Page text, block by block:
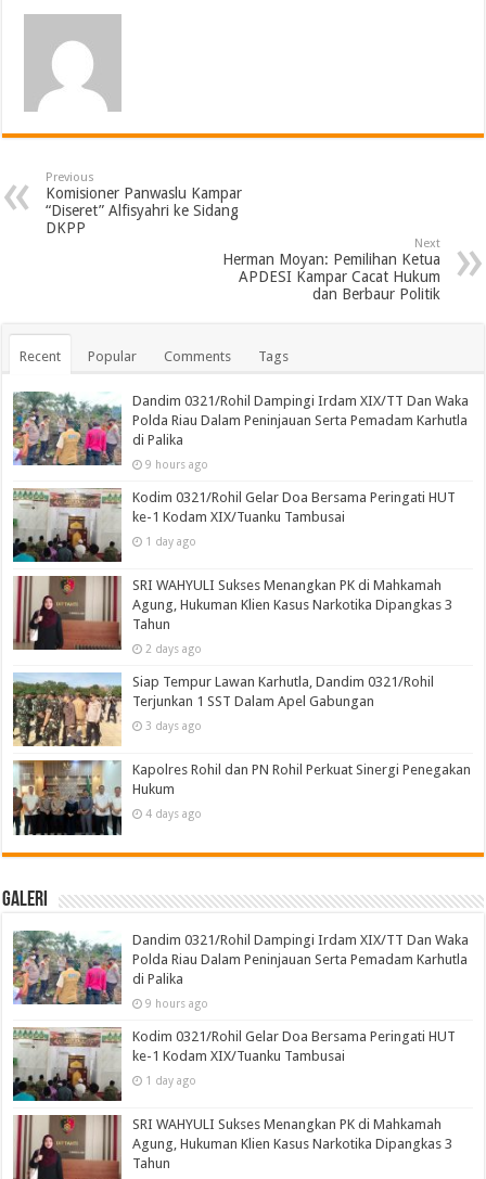
Previous
Komisioner Panwaslu Kampar
“Diseret” Alfisyahri ke Sidang
DKPP
Next
Herman Moyan: Pemilihan Ketua
APDESI Kampar Cacat Hukum
dan Berbaur Politik
Recent Popular Comments Tags
Dandim 0321/Rohil Dampingi Irdam XIX/TT Dan Waka
Polda Riau Dalam Peninjauan Serta Pemadam Karhutla
di Palika
9 hours ago
Kodim 0321/Rohil Gelar Doa Bersama Peringati HUT
ke-1 Kodam XIX/Tuanku Tambusai
1 day ago
SRI WAHYULI Sukses Menangkan PK di Mahkamah
Agung, Hukuman Klien Kasus Narkotika Dipangkas 3
Tahun
2 days ago
Siap Tempur Lawan Karhutla, Dandim 0321/Rohil
Terjunkan 1 SST Dalam Apel Gabungan
3 days ago
Kapolres Rohil dan PN Rohil Perkuat Sinergi Penegakan
Hukum
4 days ago
Galeri
Dandim 0321/Rohil Dampingi Irdam XIX/TT Dan Waka
Polda Riau Dalam Peninjauan Serta Pemadam Karhutla
di Palika
9 hours ago
Kodim 0321/Rohil Gelar Doa Bersama Peringati HUT
ke-1 Kodam XIX/Tuanku Tambusai
1 day ago
SRI WAHYULI Sukses Menangkan PK di Mahkamah
Agung, Hukuman Klien Kasus Narkotika Dipangkas 3
Tahun